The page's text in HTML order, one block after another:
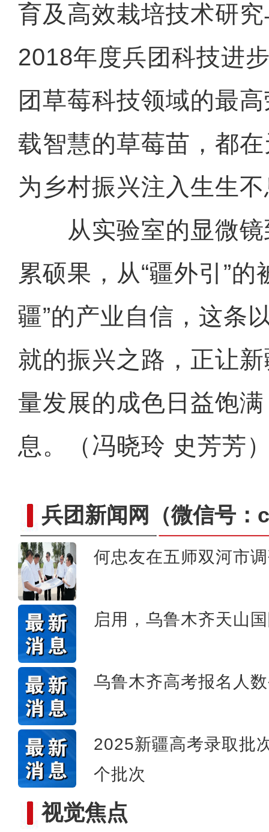
育及高效栽培技术研
2018年度兵团科技进
团草莓科技领域的最
载智慧的草莓苗，都
为乡村振兴注入生生
从实验室的显微镜
累硕果，从“疆外引”的
疆”的产业自信，这条
就的振兴之路，正让
量发展的成色日益饱
息。（冯晓玲 史芳芳
兵团新闻网 （微信号
何忠友在五师双河市
启用，乌鲁木齐天山
乌鲁木齐高考报名人
2025新疆高考录取批
个批次
视觉焦点龙舟赛事启幕 架起兵地